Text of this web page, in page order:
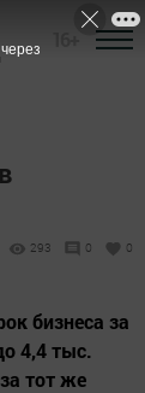
293 0 0
бизнеса за
4,4 тыс.
тот же